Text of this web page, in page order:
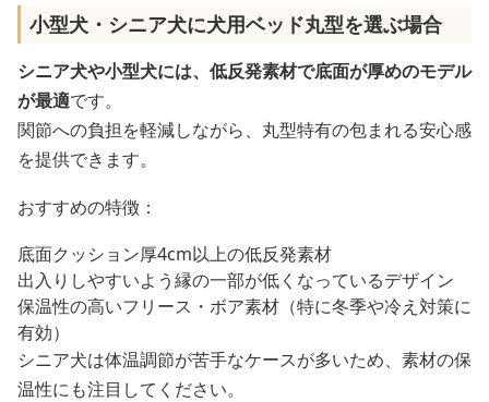
小型犬・シニア犬に犬用ベッド丸型を選ぶ場合
シニア犬や小型犬には、低反発素材で底面が厚めのモデル
が最適です。
関節への負担を軽減しながら、丸型特有の包まれる安心感
を提供できます。
おすすめの特徴：
底面クッション厚4cm以上の低反発素材
出入りしやすいよう縁の一部が低くなっているデザイン
保温性の高いフリース・ボア素材（特に冬季や冷え対策に
有効）
シニア犬は体温調節が苦手なケースが多いため、素材の保
温性にも注目してください。